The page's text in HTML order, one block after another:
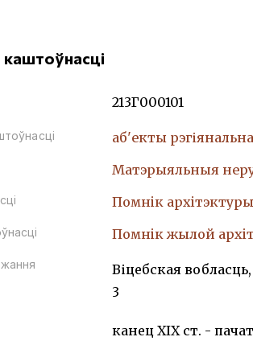
каштоўнасці
213Г000101
аб'екты
Матэрыяльныя
Помнiк
Помнiк жылой
Віцебская
3
канец XIX cт. -